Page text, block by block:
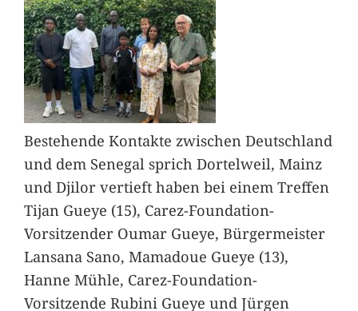
Bestehende Kontakte zwischen Deutschland
und dem Senegal sprich Dortelweil, Mainz
und Djilor vertieft haben bei einem Treffen
Tijan Gueye (15), Carez-Foundation-
Vorsitzender Oumar Gueye, Bürgermeister
Lansana Sano, Mamadoue Gueye (13),
Hanne Mühle, Carez-Foundation-
Vorsitzende Rubini Gueye und Jürgen